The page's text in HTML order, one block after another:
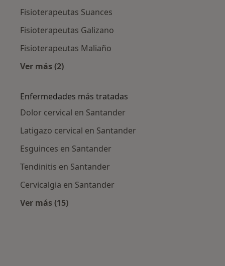
Fisioterapeutas Suances
Fisioterapeutas Galizano
Fisioterapeutas Maliaño
Ver más (2)
Enfermedades más tratadas
Dolor cervical en Santander
Latigazo cervical en Santander
Esguinces en Santander
Tendinitis en Santander
Cervicalgia en Santander
Ver más (15)